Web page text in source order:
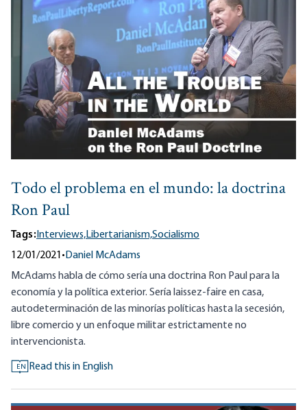
Todo el problema en el mundo: la doctrina
Ron Paul
Tags: Interviews,Libertarianism,Socialismo
12/01/2021 • Daniel McAdams
McAdams habla de cómo sería una doctrina Ron Paul para la
economía y la política exterior. Sería laissez-faire en casa,
autodeterminación de las minorías políticas hasta la secesión,
libre comercio y un enfoque militar estrictamente no
intervencionista.
EN Read this in English